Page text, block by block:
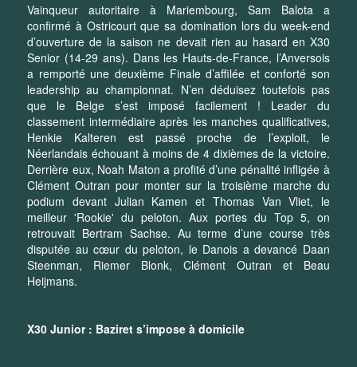
Vainqueur autoritaire à Mariembourg, Sam Balota a
confirmé à Ostricourt que sa domination lors du week-end
d’ouverture de la saison ne devait rien au hasard en X30
Senior (14-29 ans). Dans les Hauts-de-France, l’Anversois
a remporté une deuxième Finale d’affilée et conforté son
leadership au championnat. N’en déduisez toutefois pas
que le Belge s’est imposé facilement ! Leader du
classement intermédiaire après les manches qualificatives,
Henkie Kalteren est passé proche de l’exploit, le
Néerlandais échouant à moins de 4 dixièmes de la victoire.
Derrière eux, Noah Maton a profité d’une pénalité infligée à
Clément Outran pour monter sur la troisième marche du
podium devant Julian Kamen et Thomas Van Vliet, le
meilleur 'Rookie' du peloton. Aux portes du Top 5, on
retrouvait Bertram Sachse. Au terme d’une course très
disputée au cœur du peloton, le Danois a devancé Daan
Steenman, Riemer Blonk, Clément Outran et Beau
Heijmans.
X30 Junior : Baziret s’impose à domicile